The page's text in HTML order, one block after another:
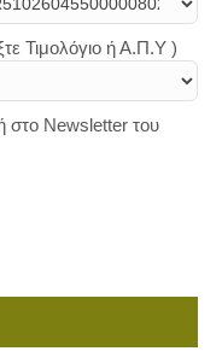
Τιμολόγιο ή Α.Π.Υ )
στο Newsletter του